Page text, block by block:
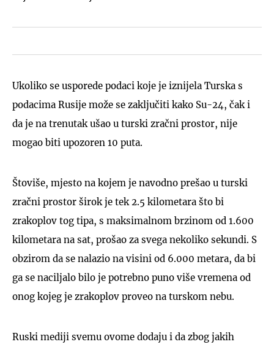
Ukoliko se usporede podaci koje je iznijela Turska s
podacima Rusije može se zaključiti kako Su-24, čak i
da je na trenutak ušao u turski zračni prostor, nije
mogao biti upozoren 10 puta.
Štoviše, mjesto na kojem je navodno prešao u turski
zračni prostor širok je tek 2.5 kilometara što bi
zrakoplov tog tipa, s maksimalnom brzinom od 1.600
kilometara na sat, prošao za svega nekoliko sekundi. S
obzirom da se nalazio na visini od 6.000 metara, da bi
ga se naciljalo bilo je potrebno puno više vremena od
onog kojeg je zrakoplov proveo na turskom nebu.
Ruski mediji svemu ovome dodaju i da zbog jakih